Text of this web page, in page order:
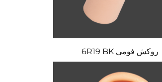
روکش فومی 6R19 BK